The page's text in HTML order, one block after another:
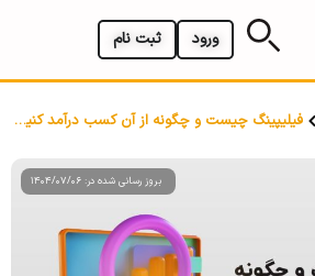
ثبت نام ورود
فیلیپینگ چیست و چگونه از آن کسب درآمد کنیم؟
بروز رسانی شده در: 1404/07/06